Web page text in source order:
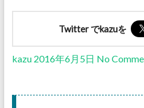
Twitter でkazuを
kazu 2016年6月5日 No